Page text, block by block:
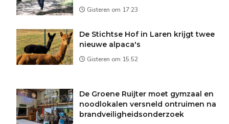
Gisteren om 17:23
De Stichtse Hof in Laren krijgt twee
nieuwe alpaca's
Gisteren om 15:52
De Groene Ruijter moet gymzaal en
noodlokalen versneld ontruimen na
brandveiligheidsonderzoek